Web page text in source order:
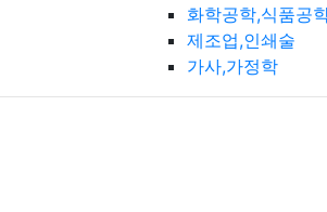
화학공학,식품공
제조업,인쇄술
가사,가정학